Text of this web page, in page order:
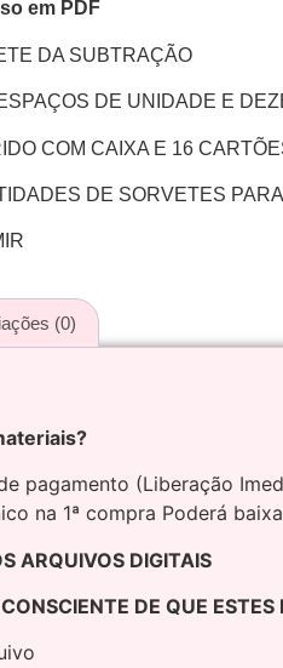
em PDF
DA SUBTRAÇÃO
DE UNIDADE E
COM CAIXA E 16
DE SORVETES
(0)
pagamento (Liberação
na 1ª compra Poderá
ARQUIVOS DIGITAIS
DE QUE